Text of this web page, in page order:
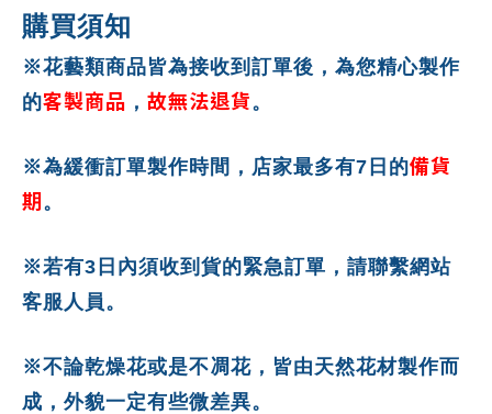
購買須知
※花藝類商品皆為接收到訂單後，為您精心製作
的客製商品 ， 故無法退貨 。
※為緩衝訂單製作時間，店家最多有7日的備貨
期 。
※若有3日內須收到貨的緊急訂單，請聯繫網站
客服人員。
※不論乾燥花或是不凋花，皆由天然花材製作而
成，外貌一定有些微差異。